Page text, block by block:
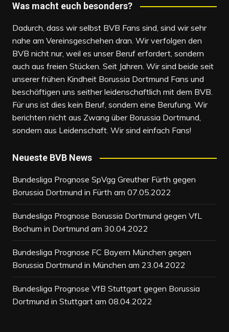
Was macht euch besonders?
Dadurch, dass wir selbst BVB Fans sind, sind wir sehr
nahe am Vereinsgeschehen dran. Wir verfolgen den
BVB nicht nur, weil es unser Beruf erfordert, sondern
auch aus freien Stücken. Seit Jahren. Wir sind beide seit
unserer frühen Kindheit Borussia Dortmund Fans und
beschäftigen uns seither leidenschaftlich mit dem BVB.
Für uns ist dies kein Beruf, sondern eine Berufung. Wir
berichten nicht aus Zwang über Borussia Dortmund,
sondern aus Leidenschaft. Wir sind einfach Fans!
Neueste BVB News
Bundesliga Prognose SpVgg Greuther Fürth gegen
Borussia Dortmund in Fürth am 07.05.2022
Bundesliga Prognose Borussia Dortmund gegen VfL
Bochum in Dortmund am 30.04.2022
Bundesliga Prognose FC Bayern München gegen
Borussia Dortmund in München am 23.04.2022
Bundesliga Prognose VfB Stuttgart gegen Borussia
Dortmund in Stuttgart am 08.04.2022